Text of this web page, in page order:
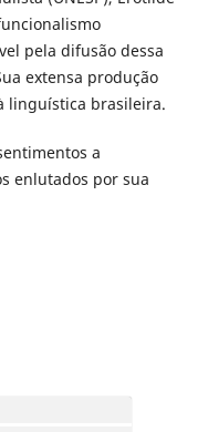
pela difusão dessa
extensa produção
linguística brasileira.
a
enlutados por sua